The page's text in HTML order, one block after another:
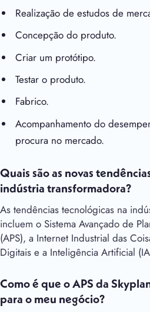
Realização de estudos de
Concepção do produto.
Criar um protótipo.
Testar o produto.
Fabrico.
Acompanhamento do
procura no mercado.
Quais são as novas
indústria transformadora?
As tendências tecnológicas na
incluem o Sistema Avançado de
(APS), a Internet Industrial das
Digitais e a Inteligência Artificial
Como é que o APS da
para o meu negócio?